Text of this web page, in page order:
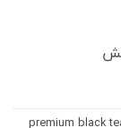
premium black